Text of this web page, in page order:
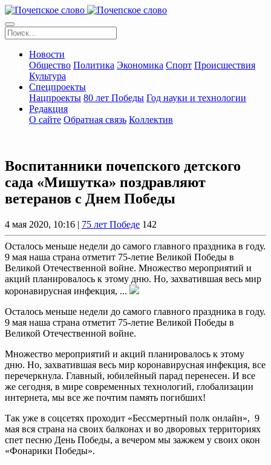
Новости
Общество Политика Экономика Спорт Происшествия
Культура
Спецпроекты
Нацпроекты 80 лет Победы Год науки и технологии
Редакция
О сайте Обратная связь Коллектив
Воспитанники почепского детского
сада «Мишутка» поздравляют
ветеранов с Днем Победы
4 мая 2020, 10:16 | 75 лет Победе 142
Осталось меньше недели до самого главного праздника в году.
9 мая наша страна отметит 75-летие Великой Победы в
Великой Отечественной войне. Множество мероприятий и
акций планировалось к этому дню. Но, захватившая весь мир
коронавирусная инфекция, ...
Осталось меньше недели до самого главного праздника в году.
9 мая наша страна отметит 75-летие Великой Победы в
Великой Отечественной войне.
Множество мероприятий и акций планировалось к этому
дню. Но, захватившая весь мир коронавирусная инфекция, все
перечеркнула. Главный, юбилейный парад перенесен. И все
же сегодня, в мире современных технологий, глобализации
интернета, мы все же почтим память погибших!
Так уже в соцсетях проходит «Бессмертный полк онлайн», 9
мая вся страна на своих балконах и во дворовых территориях
спет песню День Победы, а вечером мы зажжем у своих окон
«Фонарики Победы».